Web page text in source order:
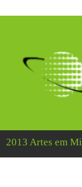
2013 Artes em